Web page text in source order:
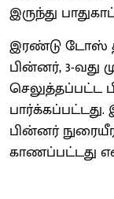
இருந்து
இரண்டு டோஸ்
பின்னர், 3-வது
செலுத்தப்பட்ட
பார்க்கப்பட்டது.
பின்னர்
காணப்பட்டது